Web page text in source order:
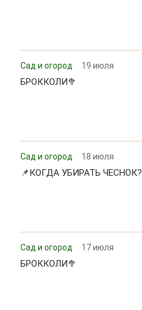
Сад и огород 19 июля
БРОККОЛИ🥦
Сад и огород 18 июля
📌КОГДА УБИРАТЬ ЧЕСНОК?
Сад и огород 17 июля
БРОККОЛИ🥦